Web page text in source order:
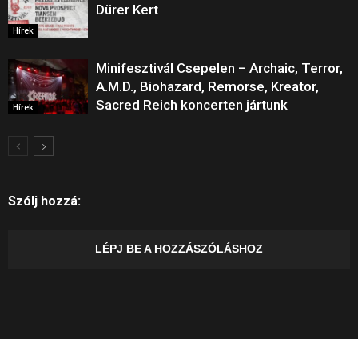
Hírek
Dürer Kert
Hírek
Minifesztivál Csepelen – Archaic, Terror,
A.M.D., Biohazard, Remorse, Kreator,
Sacred Reich koncerten jártunk
Szólj hozzá:
LÉPJ BE A HOZZÁSZÓLÁSHOZ